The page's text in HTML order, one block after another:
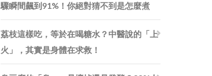
驟瞬間飆到91%！你絕對猜不到是怎麼煮
荔枝這樣吃，等於在喝糖水？中醫說的「上
火」，其實是身體在求救！